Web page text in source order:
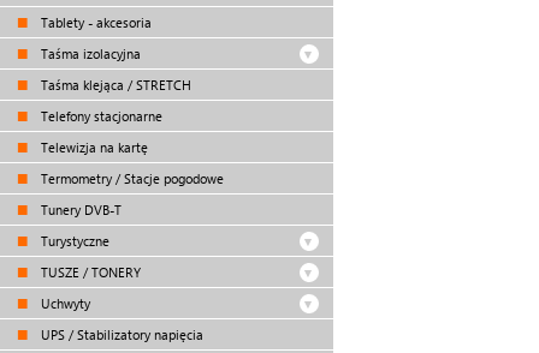
Tablety - akcesoria
Taśma izolacyjna
Taśma klejąca / STRETCH
Telefony stacjonarne
Telewizja na kartę
Termometry / Stacje pogodowe
Tunery DVB-T
Turystyczne
TUSZE / TONERY
Uchwyty
UPS / Stabilizatory napięcia